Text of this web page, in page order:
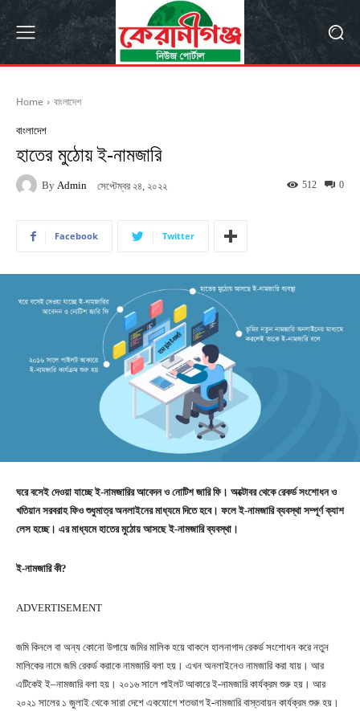
Home বাংলাদেশ
বাংলাদেশ
হাতের মুঠোয় ই-নামজারি
By Admin সেপ্টেম্বর ২৪, ২০২২ 0
512
Facebook Twitter
ঘরে বসেই দেওয়া যাচ্ছে ই-নামজারির আবেদন ও নোটিশ জারি ফি। অক্টোবর থেকে রেকর্ড সংশোধন ও
খতিয়ান সরবরাহ ফিও শুধুমাত্র অনলাইনের মাধ্যমে দিতে হবে। ফলে ই-নামজারি ব্যবস্থা সম্পূর্ণ ক্যাশ
লেস হচ্ছে। এর মাধ্যমে হাতের মুঠোয় আসছে ই-নামজারি ব্যবস্থা।
ই-নামজারি কী?
ADVERTISEMENT
জমি কিনলে বা অন্য কোনো উপায়ে জমির মালিক হয়ে থাকলে হালনাগাদ রেকর্ড সংশোধন করে নতুন
মালিকের নামে জমি রেকর্ড করাকে নামজারি বলা হয়। এখন অনলাইনেও নামজারি করা যায়। আর
এটিকেই ই–নামজারি বলা হয়। ২০১৬ সালে পাইলট আকারে ই-নামজারি কার্যক্রম শুরু হয়। আর
২০২১ সালের ১ জুলাই থেকে সারা দেশে একযোগে শতভাগ ই-নামজারি বাস্তবায়ন কার্যক্রম শুরু হয়।